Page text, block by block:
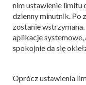
nim ustawienie limitu
dzienny minutnik. Po
zostanie
aplikacje systemowe,
spokojnie da się
Oprócz ustawienia